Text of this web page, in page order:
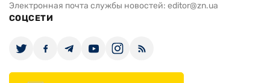
Электронная почта службы новостей: editor@zn.ua
СОЦСЕТИ